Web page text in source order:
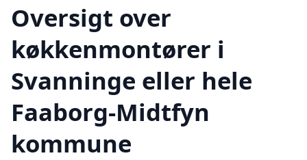
Oversigt over
køkkenmontører i
Svanninge eller hele
Faaborg-Midtfyn
kommune